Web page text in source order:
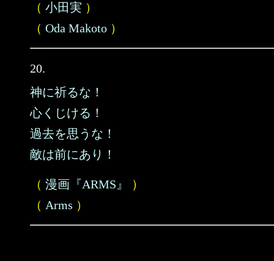
（ 小田実 ）
（ Oda Makoto ）
20.
神に祈るな！
心くじける！
過去を思うな！
敵は前にあり！
（ 漫画『ARMS』
）
（ Arms ）